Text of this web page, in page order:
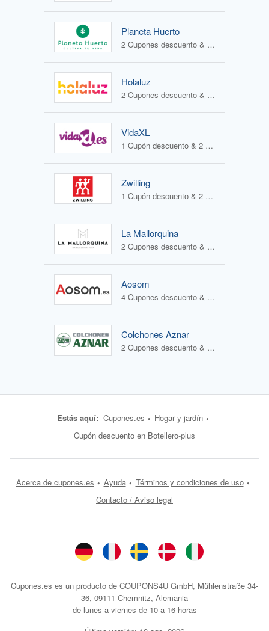
Planeta Huerto
2 Cupones descuento & 1 Oferta
Holaluz
2 Cupones descuento & 0 Ofertas
VidaXL
1 Cupón descuento & 2 Ofertas
Zwilling
1 Cupón descuento & 2 Ofertas
La Mallorquina
2 Cupones descuento & 2 Ofertas
Aosom
4 Cupones descuento & 0 Ofertas
Colchones Aznar
2 Cupones descuento & 3 Ofertas
Estás aquí: Cupones.es
Hogar y jardín
Cupón descuento en Botellero-plus
Acerca de cupones.es Ayuda
Términos y condiciones de uso
Contacto / Aviso legal
Cupones.es es un producto de COUPONS4U GmbH, Mühlenstraße 34-
36, 09111 Chemnitz, Alemania
de lunes a viernes de 10 a 16 horas